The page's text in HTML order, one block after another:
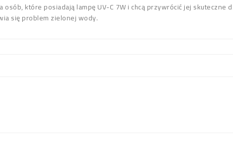
które posiadają lampę UV-C 7W i chcą przywrócić jej skuteczne
się problem zielonej wody.